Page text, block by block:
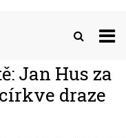
Jan Hus za
draze